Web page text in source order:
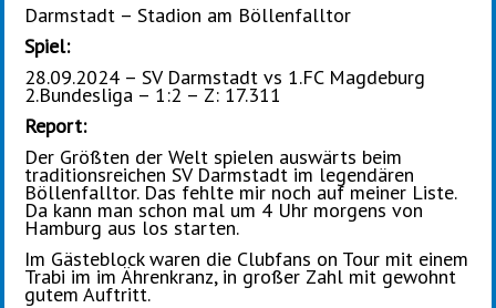
Darmstadt – Stadion am Böllenfalltor
Spiel:
28.09.2024 – SV Darmstadt vs 1.FC Magdeburg
2.Bundesliga – 1:2 – Z: 17.311
Report:
Der Größten der Welt spielen auswärts beim
traditionsreichen SV Darmstadt im legendären
Böllenfalltor. Das fehlte mir noch auf meiner Liste.
Da kann man schon mal um 4 Uhr morgens von
Hamburg aus los starten.
Im Gästeblock waren die Clubfans on Tour mit einem
Trabi im im Ährenkranz, in großer Zahl mit gewohnt
gutem Auftritt.